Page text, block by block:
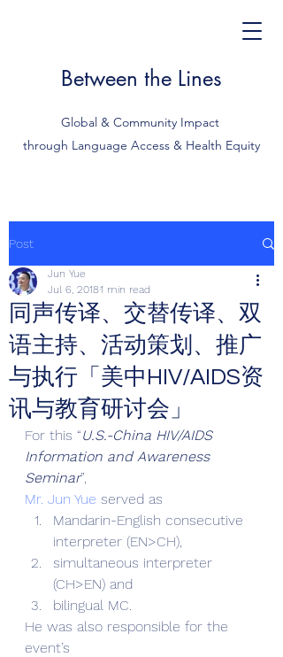
Between the Lines
Global & Community Impact
through Language Access & Health Equity
Post
同声传译、交替传译、双
语主持、活动策划、推广
与执行「美中HIV/AIDS资
讯与教育研讨会」
Jun Yue
Jul 6, 20181 min read
For this “U.S.-China HIV/AIDS
Information and Awareness
Seminar”,
Mr. Jun Yue served as
Mandarin-English consecutive
interpreter (EN>CH),
simultaneous interpreter
(CH>EN) and
bilingual MC.
He was also responsible for the
event’s